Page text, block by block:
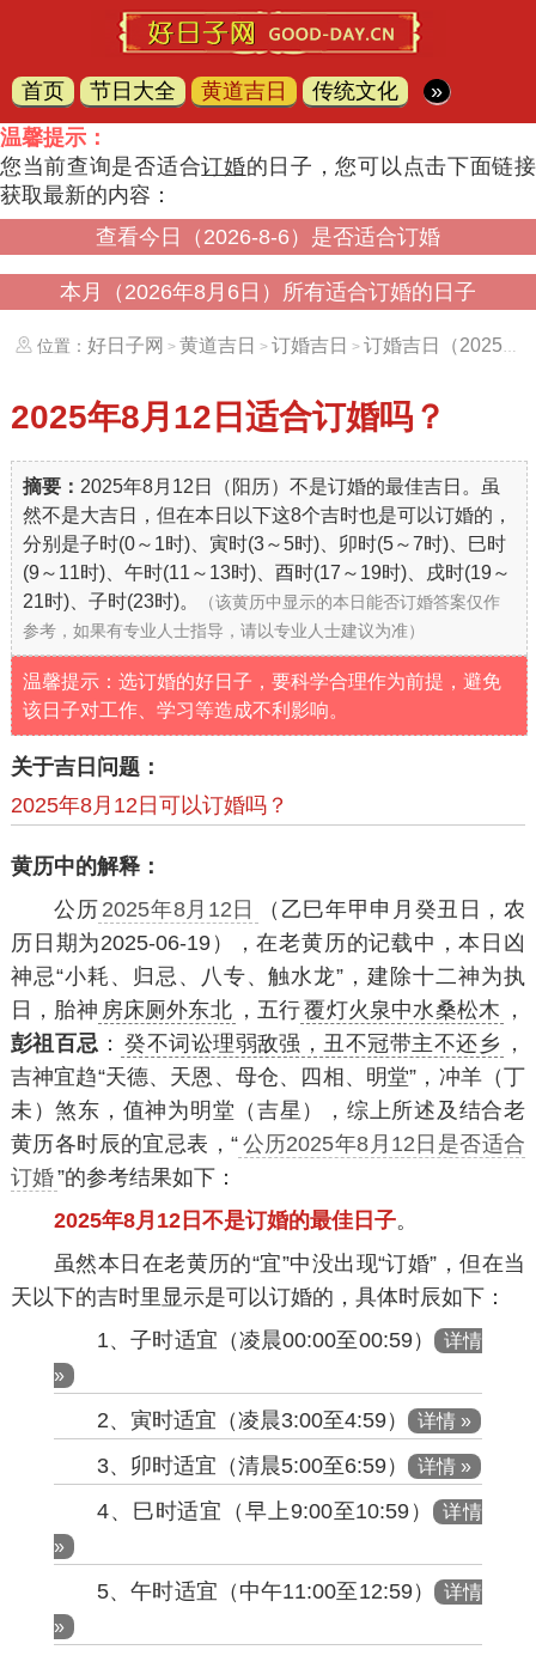
首页 节日大全 黄道吉日 传统文化
»
温馨提示：
您当前查询是否适合订婚的日子，您可以点击下面链接
获取最新的内容：
查看今日（2026-8-6）是否适合订婚
本月（2026年8月6日）所有适合订婚的日子
位置： 好日子网 > 黄道吉日 > 订婚吉日 > 订婚吉日（20250812）
2025年8月12日 适合订婚吗？
摘要： 2025年8月12日（阳历）不是订婚的最佳吉日。虽
然不是大吉日，但在本日以下这8个吉时也是可以订婚的，
分别是子时(0～1时)、寅时(3～5时)、卯时(5～7时)、巳时
(9～11时)、午时(11～13时)、酉时(17～19时)、戌时(19～
21时)、子时(23时)。
（该黄历中显示的本日能否订婚答案仅作
参考，如果有专业人士指导，请以专业人士建议为准）
温馨提示：选订婚的好日子，要科学合理作为前提，避免
该日子对工作、学习等造成不利影响。
关于吉日问题：
2025年8月12日可以订婚吗？
黄历中的解释：
公历 2025年8月12日
（乙巳年甲申月癸丑日，农
历日期为2025-06-19），在老黄历的记载中，本日凶
神忌“小耗、归忌、八专、触水龙”，建除十二神为执
日，胎神 房床厕外东北 ，五行覆灯火泉中水桑松木 ，
彭祖百忌 ： 癸不词讼理弱敌强，丑不冠带主不还乡 ，
吉神宜趋“天德、天恩、母仓、四相、明堂”，冲羊（丁
未）煞东，值神为明堂（吉星），综上所述及结合老
黄历各时辰的宜忌表，“ 公历2025年8月12日是否适合
订婚”的参考结果如下：
2025年8月12日不是订婚的最佳日子。
虽然本日在老黄历的“宜”中没出现“订婚”，但在当
天以下的吉时里显示是可以订婚的，具体时辰如下：
1、子时适宜（凌晨00:00至00:59）
详情
»
2、寅时适宜（凌晨3:00至4:59） 详情 »
3、卯时适宜（清晨5:00至6:59） 详情 »
4、巳时适宜（早上9:00至10:59） 详情
»
5、午时适宜（中午11:00至12:59）
详情
»